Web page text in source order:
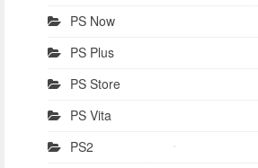
PS Now
PS Plus
PS Store
PS Vita
PS2